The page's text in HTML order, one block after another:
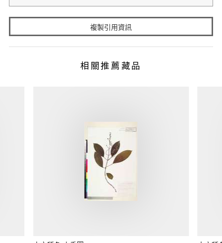
複製引用資訊
相關推薦藏品